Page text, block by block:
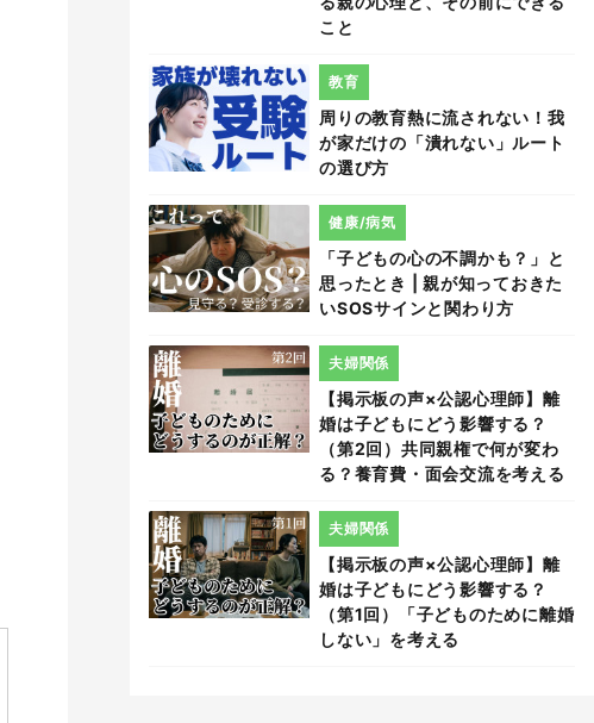
こと
周りの教育熱に流されない！我
が家だけの「潰れない」ルート
の選び方
教育
「子どもの心の不調かも？」と
思ったとき | 親が知っておきた
いSOSサインと関わり方
健康/病気
【掲示板の声×公認心理師】離
婚は子どもにどう影響する？
（第2回）共同親権で何が変わ
る？養育費・面会交流を考える
夫婦関係
【掲示板の声×公認心理師】離
婚は子どもにどう影響する？
（第1回）「子どものために離婚
しない」を考える
夫婦関係